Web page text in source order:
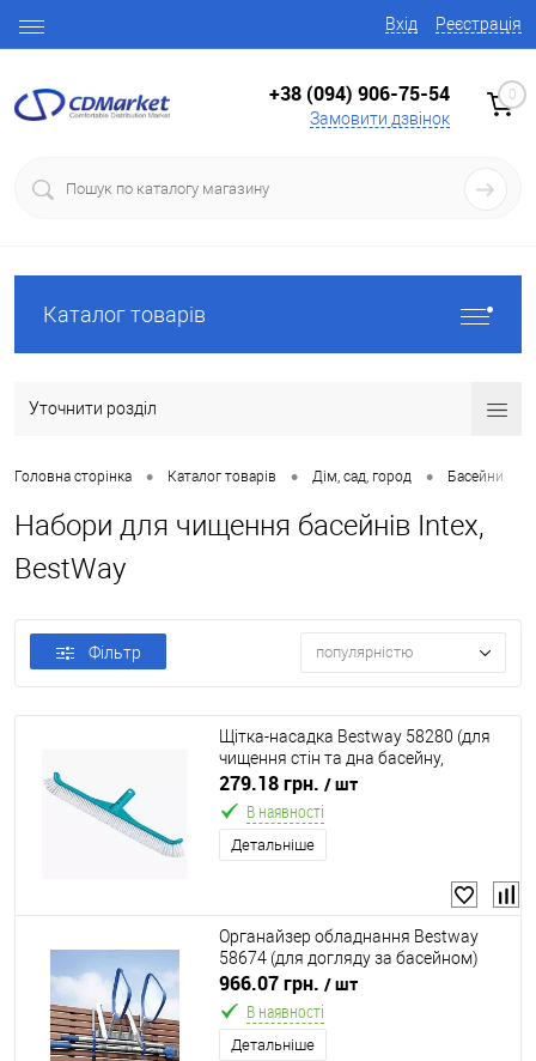
Вхід Реєстрація
+38 (094) 906-75-54
Замовити дзвінок
0
Каталог товарів
Уточнити розділ
Головна сторінка • Каталог товарів • Дім, сад, город • Басейни
Набори для чищення басейнів Intex,
BestWay
Фільтр популярністю
Щітка-насадка Bestway 58280 (для
чищення стін та дна басейну,
підходить для: телескопічних ручок
Ø30 мм Bestway 58279)
279.18 грн. / шт
В наявності
Детальніше
Органайзер обладнання Bestway
58674 (для догляду за басейном)
966.07 грн. / шт
В наявності
Детальніше